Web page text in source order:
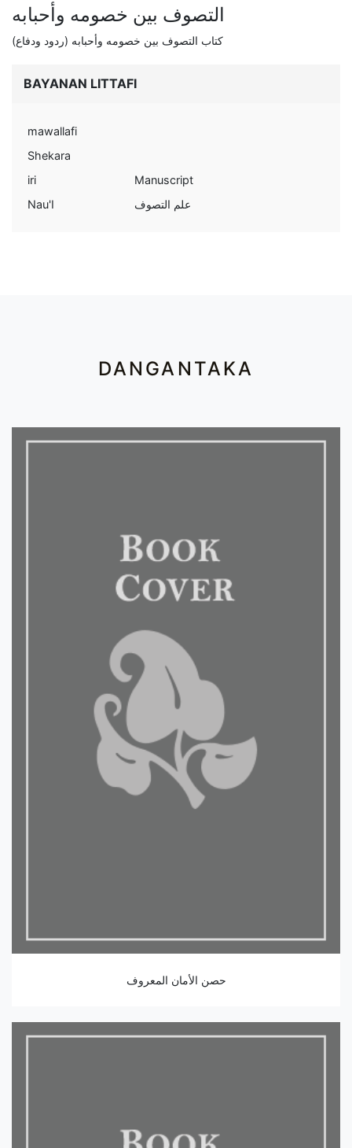
التصوف بين خصومه وأحبابه
كتاب التصوف بين خصومه وأحبابه (ردود ودفاع)
BAYANAN LITTAFI
mawallafi
Shekara
iri
Manuscript
Nau'I
علم التصوف
DANGANTAKA
حصن الأمان المعروف